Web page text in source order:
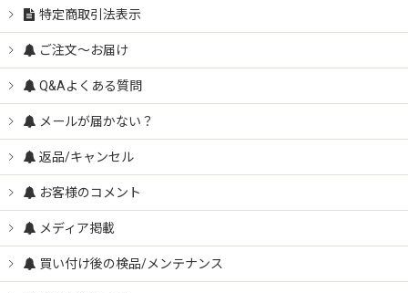
特定商取引法表示
ご注文～お届け
Q&Aよくある質問
メールが届かない？
返品/キャンセル
お客様のコメント
メディア掲載
買い付け後の検品/メンテナンス